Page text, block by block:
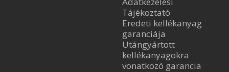
Tájékoztató
Eredeti kellékanyag
garanciája
Utángyártott
kellékanyagokra
vonatkozó garancia